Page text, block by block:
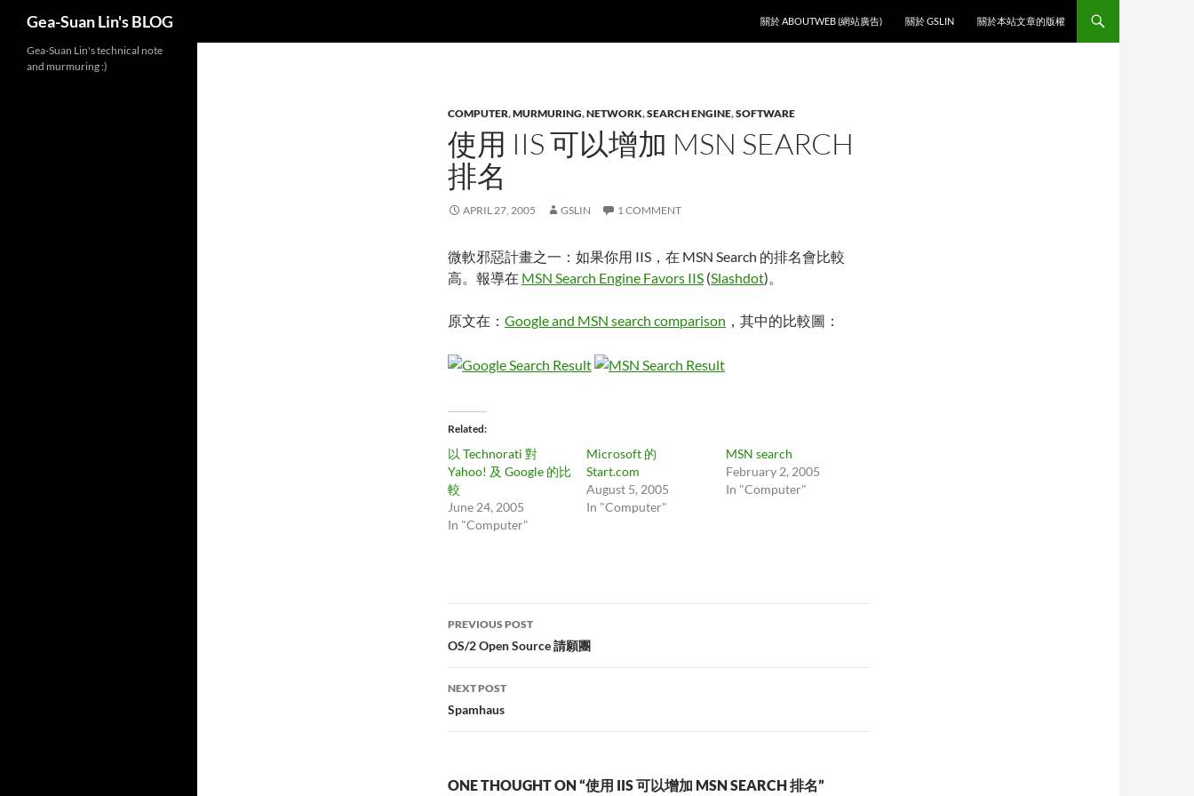
Gea-Suan Lin's BLOG
關於 ABOUTWEB (網站廣告)
關於 GSLIN 關於本站文章的版權
COMPUTER,MURMURING,NETWORK,SEARCH ENGINE,SOFTWARE
使用 IIS 可以增加 MSN SEARCH
排名
APRIL 27, 2005 GSLIN 1 COMMENT
微軟邪惡計畫之一：如果你用 IIS，在 MSN Search 的排名會比較
高。報導在 MSN Search Engine Favors IIS (Slashdot)。
原文在： Google and MSN search comparison ，其中的比較圖：
Related
以 Technorati 對
Yahoo! 及 Google 的比
較
June 24, 2005
In "Computer"
Microsoft 的
Start.com
August 5, 2005
In "Computer"
MSN search
February 2, 2005
In "Computer"
Post
navigation
PREVIOUS POST
OS/2 Open Source 請願團
NEXT POST
Spamhaus
ONE THOUGHT ON “使用 IIS 可以增加 MSN SEARCH 排名”
Gea-Suan Lin's technical note
and murmuring :)